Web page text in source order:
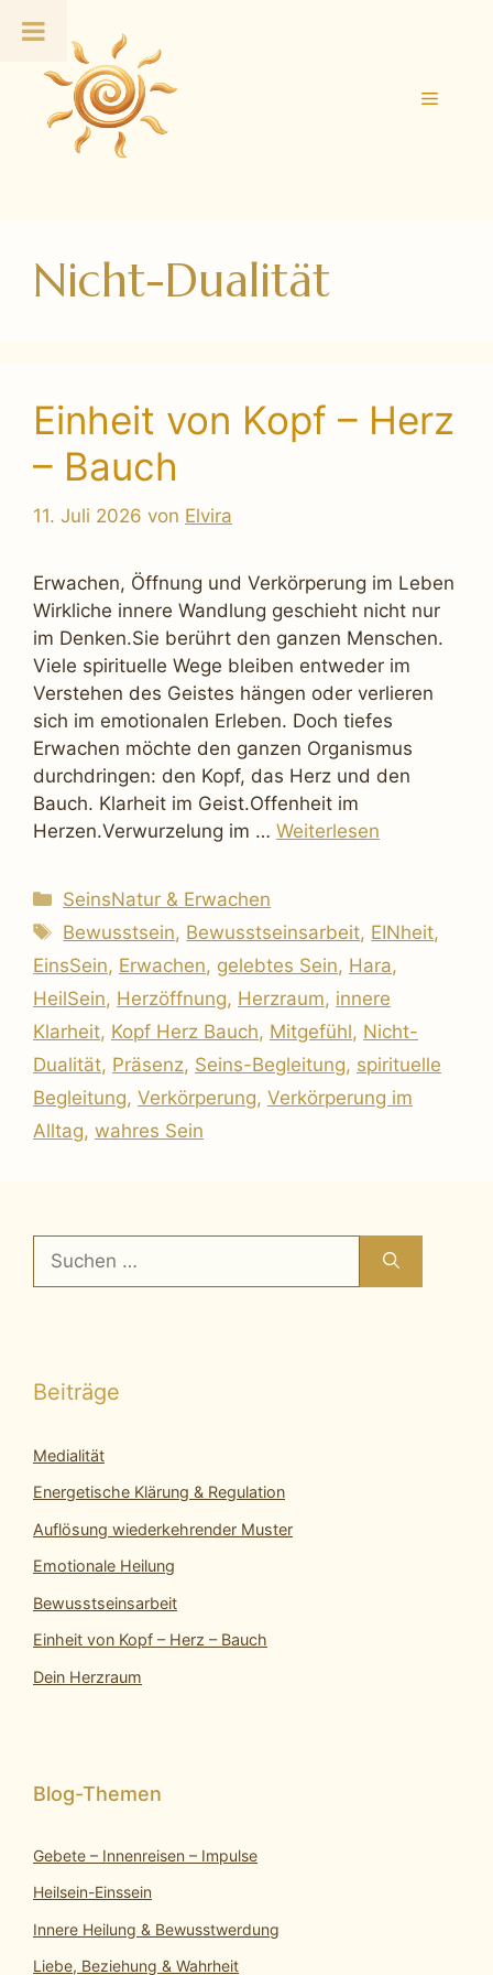
Inhalt
springen
Menü
Nicht-Dualität
Einheit von Kopf – Herz
– Bauch
11. Juli 2026 von Elvira
Erwachen, Öffnung und Verkörperung im Leben
Wirkliche innere Wandlung geschieht nicht nur
im Denken.Sie berührt den ganzen Menschen.
Viele spirituelle Wege bleiben entweder im
Verstehen des Geistes hängen oder verlieren
sich im emotionalen Erleben. Doch tiefes
Erwachen möchte den ganzen Organismus
durchdringen: den Kopf, das Herz und den
Bauch. Klarheit im Geist.Offenheit im
Herzen.Verwurzelung im … Weiterlesen
Kategorien
SeinsNatur & Erwachen
Schlagwörter
Bewusstsein, Bewusstseinsarbeit, EINheit,
EinsSein, Erwachen, gelebtes Sein, Hara,
HeilSein, Herzöffnung, Herzraum, innere
Klarheit, Kopf Herz Bauch, Mitgefühl, Nicht-
Dualität, Präsenz, Seins-Begleitung, spirituelle
Begleitung, Verkörperung, Verkörperung im
Alltag, wahres Sein
nach:
Beiträge
Medialität
Energetische Klärung & Regulation
Auflösung wiederkehrender Muster
Emotionale Heilung
Bewusstseinsarbeit
Einheit von Kopf – Herz – Bauch
Dein Herzraum
Gebete – Innenreisen – Impulse
Heilsein-Einssein
Innere Heilung & Bewusstwerdung
Liebe, Beziehung & Wahrheit